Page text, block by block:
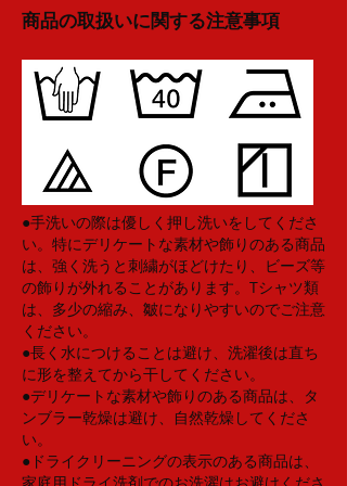
商品の取扱いに関する注意事項
●手洗いの際は優しく押し洗いをしてくださ
い。特にデリケートな素材や飾りのある商品
は、強く洗うと刺繍がほどけたり、ビーズ等
の飾りが外れることがあります。Tシャツ類
は、多少の縮み、皺になりやすいのでご注意
ください。
●長く水につけることは避け、洗濯後は直ち
に形を整えてから干してください。
●デリケートな素材や飾りのある商品は、タ
ンブラー乾燥は避け、自然乾燥してくださ
い。
●ドライクリーニングの表示のある商品は、